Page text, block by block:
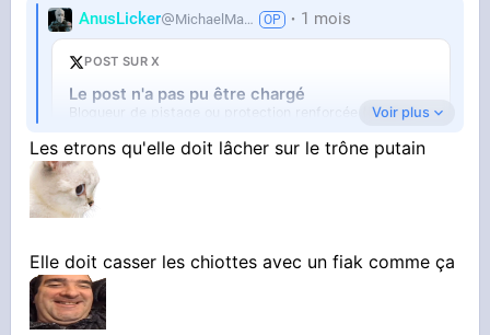
AnusLicker MichaelMann 1 mois
POST SUR X
Le post n'a pas pu être chargé
Bloqueur de pistage ou protection renforcée (Firefox).
Ouvrir sur X↗
Voir plus
Les etrons qu'elle doit lâcher sur le trône putain
Elle doit casser les chiottes avec un fiak comme ça